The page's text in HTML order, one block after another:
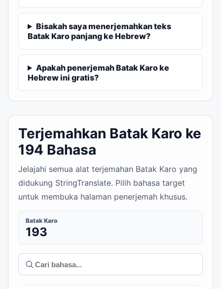
Bisakah saya menerjemahkan teks
Batak Karo panjang ke Hebrew?
Apakah penerjemah Batak Karo ke
Hebrew ini gratis?
Terjemahkan Batak Karo ke
194 Bahasa
Jelajahi semua alat terjemahan Batak Karo yang
didukung StringTranslate. Pilih bahasa target
untuk membuka halaman penerjemah khusus.
Batak Karo
193